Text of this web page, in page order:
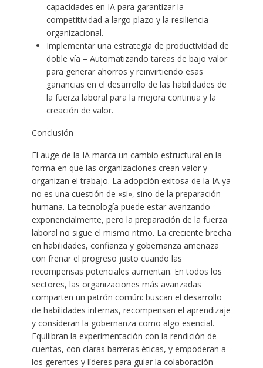
capacidades en IA para garantizar la
competitividad a largo plazo y la resiliencia
organizacional.
Implementar una estrategia de productividad de
doble vía – Automatizando tareas de bajo valor
para generar ahorros y reinvirtiendo esas
ganancias en el desarrollo de las habilidades de
la fuerza laboral para la mejora continua y la
creación de valor.
Conclusión
El auge de la IA marca un cambio estructural en la
forma en que las organizaciones crean valor y
organizan el trabajo. La adopción exitosa de la IA ya
no es una cuestión de «si», sino de la preparación
humana. La tecnología puede estar avanzando
exponencialmente, pero la preparación de la fuerza
laboral no sigue el mismo ritmo. La creciente brecha
en habilidades, confianza y gobernanza amenaza
con frenar el progreso justo cuando las
recompensas potenciales aumentan. En todos los
sectores, las organizaciones más avanzadas
comparten un patrón común: buscan el desarrollo
de habilidades internas, recompensan el aprendizaje
y consideran la gobernanza como algo esencial.
Equilibran la experimentación con la rendición de
cuentas, con claras barreras éticas, y empoderan a
los gerentes y líderes para guiar la colaboración